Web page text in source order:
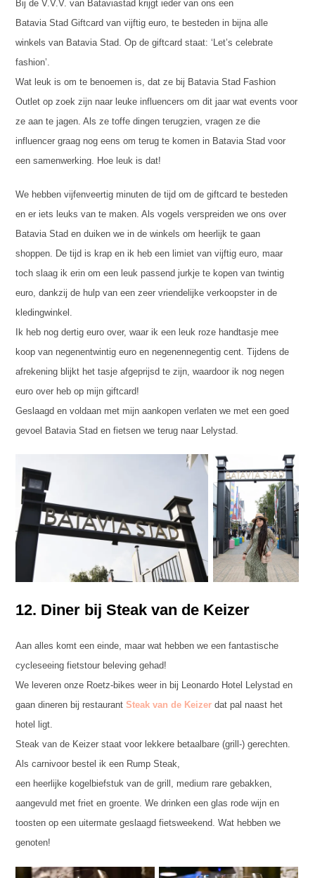
Bij de V.V.V. van Bataviastad krijgt ieder van ons een
Batavia Stad Giftcard van vijftig euro, te besteden in bijna alle
winkels van Batavia Stad. Op de giftcard staat: ‘Let’s celebrate
fashion’.
Wat leuk is om te benoemen is, dat ze bij Batavia Stad Fashion
Outlet op zoek zijn naar leuke influencers om dit jaar wat events voor
ze aan te jagen. Als ze toffe dingen terugzien, vragen ze die
influencer graag nog eens om terug te komen in Batavia Stad voor
een samenwerking. Hoe leuk is dat!
We hebben vijfenveertig minuten de tijd om de giftcard te besteden
en er iets leuks van te maken. Als vogels verspreiden we ons over
Batavia Stad en duiken we in de winkels om heerlijk te gaan
shoppen. De tijd is krap en ik heb een limiet van vijftig euro, maar
toch slaag ik erin om een leuk passend jurkje te kopen van twintig
euro, dankzij de hulp van een zeer vriendelijke verkoopster in de
kledingwinkel.
Ik heb nog dertig euro over, waar ik een leuk roze handtasje mee
koop van negenentwintig euro en negenennegentig cent. Tijdens de
afrekening blijkt het tasje afgeprijsd te zijn, waardoor ik nog negen
euro over heb op mijn giftcard!
Geslaagd en voldaan met mijn aankopen verlaten we met een goed
gevoel Batavia Stad en fietsen we terug naar Lelystad.
12. Diner bij Steak van de Keizer
Aan alles komt een einde, maar wat hebben we een fantastische
cycleseeing fietstour beleving gehad!
We leveren onze Roetz-bikes weer in bij Leonardo Hotel Lelystad en
gaan dineren bij restaurant Steak van de Keizerdat pal naast het
hotel ligt.
Steak van de Keizer staat voor lekkere betaalbare (grill-) gerechten.
Als carnivoor bestel ik een Rump Steak,
een heerlijke kogelbiefstuk van de grill, medium rare gebakken,
aangevuld met friet en groente. We drinken een glas rode wijn en
toosten op een uitermate geslaagd fietsweekend. Wat hebben we
genoten!